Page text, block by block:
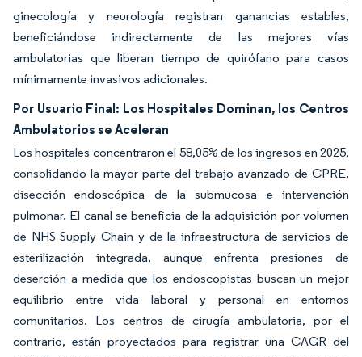
ginecología y neurología registran ganancias estables,
beneficiándose indirectamente de las mejores vías
ambulatorias que liberan tiempo de quirófano para casos
mínimamente invasivos adicionales.
Por Usuario Final: Los Hospitales Dominan, los Centros
Ambulatorios se Aceleran
Los hospitales concentraron el 58,05% de los ingresos en 2025,
consolidando la mayor parte del trabajo avanzado de CPRE,
disección endoscópica de la submucosa e intervención
pulmonar. El canal se beneficia de la adquisición por volumen
de NHS Supply Chain y de la infraestructura de servicios de
esterilización integrada, aunque enfrenta presiones de
deserción a medida que los endoscopistas buscan un mejor
equilibrio entre vida laboral y personal en entornos
comunitarios. Los centros de cirugía ambulatoria, por el
contrario, están proyectados para registrar una CAGR del